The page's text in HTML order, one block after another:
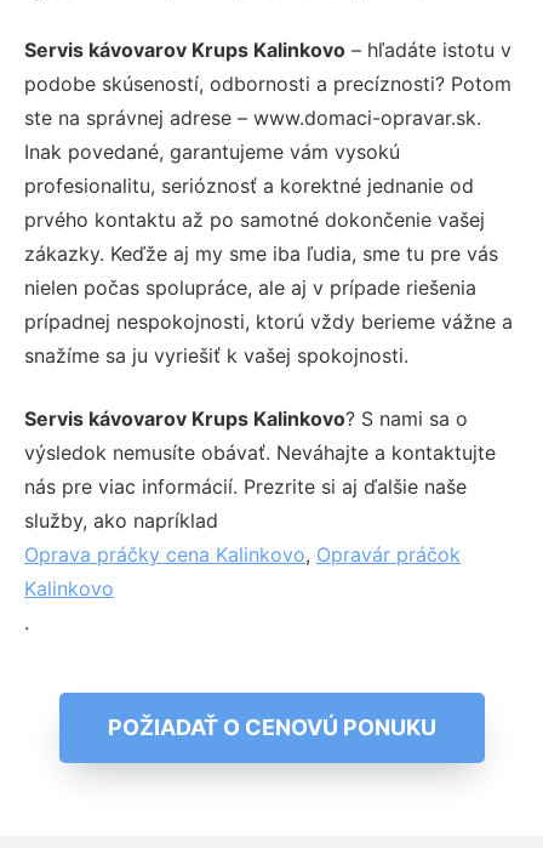
Servis kávovarov Krups Kalinkovo – hľadáte istotu v
podobe skúseností, odbornosti a precíznosti? Potom
ste na správnej adrese – www.domaci-opravar.sk.
Inak povedané, garantujeme vám vysokú
profesionalitu, serióznosť a korektné jednanie od
prvého kontaktu až po samotné dokončenie vašej
zákazky. Keďže aj my sme iba ľudia, sme tu pre vás
nielen počas spolupráce, ale aj v prípade riešenia
prípadnej nespokojnosti, ktorú vždy berieme vážne a
snažíme sa ju vyriešiť k vašej spokojnosti.
Servis kávovarov Krups Kalinkovo? S nami sa o
výsledok nemusíte obávať. Neváhajte a kontaktujte
nás pre viac informácií. Prezrite si aj ďalšie naše
služby, ako napríklad
Oprava práčky cena Kalinkovo, Opravár práčok
Kalinkovo
.
POŽIADAŤ O CENOVÚ PONUKU